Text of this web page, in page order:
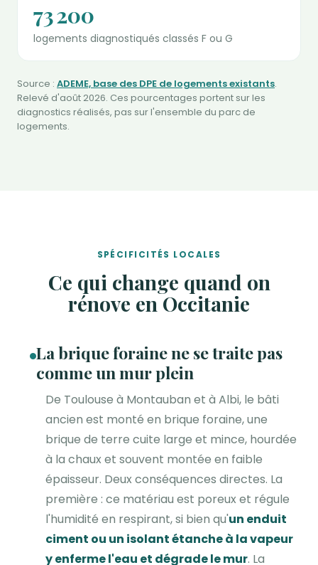
73 200
logements diagnostiqués classés F ou G
Source : ADEME, base des DPE de logements existants.
Relevé d'août 2026. Ces pourcentages portent sur les
diagnostics réalisés, pas sur l'ensemble du parc de
logements.
SPÉCIFICITÉS LOCALES
Ce qui change quand on
rénove en Occitanie
La brique foraine ne se traite pas
comme un mur plein
De Toulouse à Montauban et à Albi, le bâti
ancien est monté en brique foraine, une
brique de terre cuite large et mince, hourdée
à la chaux et souvent montée en faible
épaisseur. Deux conséquences directes. La
première : ce matériau est poreux et régule
l'humidité en respirant, si bien qu'un enduit
ciment ou un isolant étanche à la vapeur
y enferme l'eau et dégrade le mur. La